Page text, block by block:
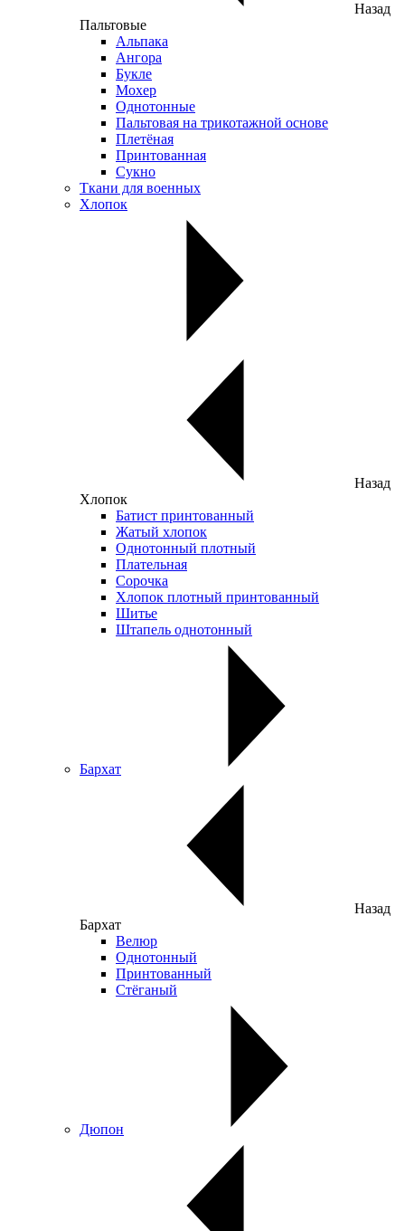
Назад
Пальтовые
Альпака
Ангора
Букле
Мохер
Однотонные
Пальтовая на трикотажной основе
Плетёная
Принтованная
Сукно
Ткани для военных
Хлопок
Назад
Хлопок
Батист принтованный
Жатый хлопок
Однотонный плотный
Плательная
Сорочка
Хлопок плотный принтованный
Шитье
Штапель однотонный
Бархат
Назад
Бархат
Велюр
Однотонный
Принтованный
Стёганый
Дюпон